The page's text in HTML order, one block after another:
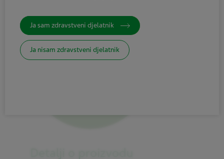
Ja sam zdravstveni djelatnik
Ja nisam zdravstveni djelatnik